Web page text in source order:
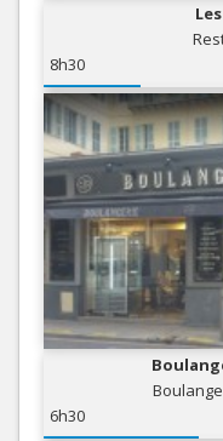
8h30
6h30